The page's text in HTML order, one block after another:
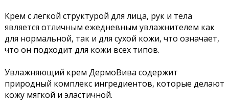
Крем с легкой структурой для лица, рук и тела
является отличным ежедневным увлажнителем как
для нормальной, так и для сухой кожи, что означает,
что он подходит для кожи всех типов.
Увлажняющий крем ДермоВива содержит
природный комплекс ингредиентов, которые делают
кожу мягкой и эластичной.